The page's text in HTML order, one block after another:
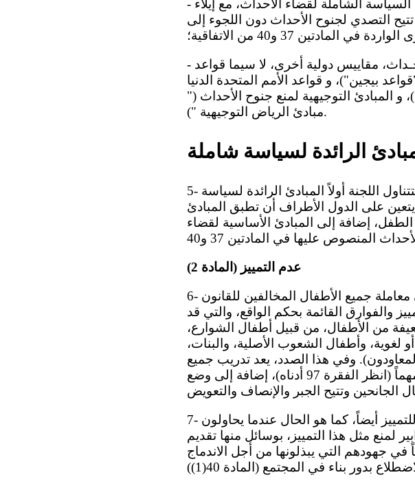
- تزويد الدول الأطراف بتوجيهات وتوصيات لتحديد مضمون هذه السياسة الشاملة لقضاء الأحداث، مع إيلاء
التصدي لجنوح الأحداث دون اللجوء إلى
37 و40 من الاتفاقية؛
مقاييس دولية أخرى، لا سيما قواعد
بيجين")، و قواعد الأمم المتحدة الدنيا
المبادئ التوجيهية لمنع جنوح الأحداث ("
مبادئ الرياض التوجيهية ").
الرائدة لسياسة شاملة
5- قبل التوسع في متطلبات الاتفاقية بمزيد من التفصيل، ستتناول اللجنة أولاً المبادئ الرائدة لسياسة
على الدول الأطراف أن تطبق المبادئ
و6 و12 من اتفاقية حقوق الطفل، إضافة إلى المبادئ الأساسية لقضاء
عدم التمييز (المادة 2)
6- على الدول الأطراف اتخاذ جميع التدابير اللازمة للحرص على معاملة جميع الأطفال المخالفين للقانون
والفوارق القائمة بحكم الواقع، والتي قد
من الأطفال، من قبيل أطفال الشوارع،
لغوية، وأطفال الشعوب الأصلية، والبنات،
وفي هذا الصدد، يعد تدريب جميع
المهنيين العاملين في مجال إدارة شؤون قضاء الأحداث أمراً مهماً (انظر الفقرة 97 أدناه)، إضافة إلى وضع
7- وكثير هم الأطفال المخالفون للقانون الذين يقعون ضحية للتمييز أيضاً، كما هو الحال عندما يحاولون
لمنع مثل هذا التمييز، بوسائل منها تقديم
في جهودهم التي يبذلونها من أجل الاندماج